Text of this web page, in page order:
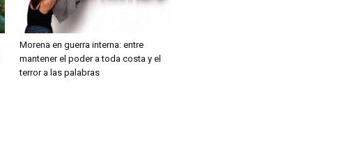
Morena en guerra interna: entre
mantener el poder a toda costa y el
terror a las palabras